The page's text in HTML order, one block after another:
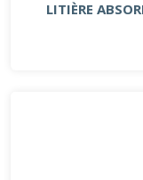
LITIÈRE